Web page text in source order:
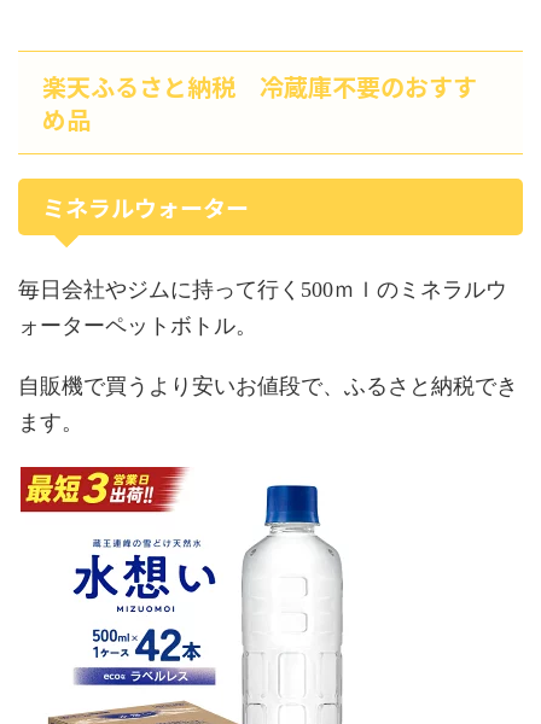
楽天ふるさと納税 冷蔵庫不要のおすす
め品
ミネラルウォーター
毎日会社やジムに持って行く500ｍｌのミネラルウ
ォーターペットボトル。
自販機で買うより安いお値段で、ふるさと納税でき
ます。